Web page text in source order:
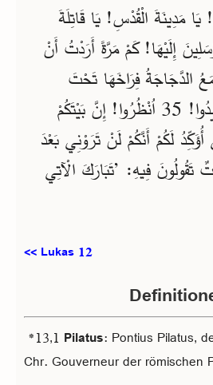
يَا مَدِينَةَ الْقُدْسِ! يَا قَاتِلَةَ
إِلَيْهَا! كَمْ مَرَّةً أَرَدْتُ أَنْ
الدَّجَاجَةُ فِرَاخَهَا تَحْتَ
جَنَاحَيْهَا، وَأَنْتُمْ لَمْ تُرِيدُوا! 35 اُنْظُرُوا! إِنَّ بَيْتَكُمْ
لَكُمْ أَنَّكُمْ لَنْ تَرَوْنِي بَعْدَ
تَقُولُونَ فِيهِ: ’تَبَارَكَ الْآتِي
<< Lukas 12
*13,1 Pilatus: Pontius Pilatus,
Chr. Gouverneur der römischen